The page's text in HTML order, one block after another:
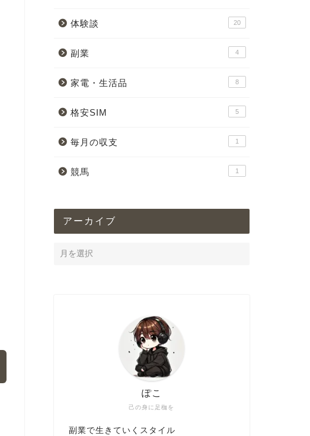
体験談 20
副業 4
家電・生活品 8
格安SIM 5
毎月の収支 1
競馬 1
アーカイブ
己の身に足枷を
ぽこ
副業で生きていくスタイル